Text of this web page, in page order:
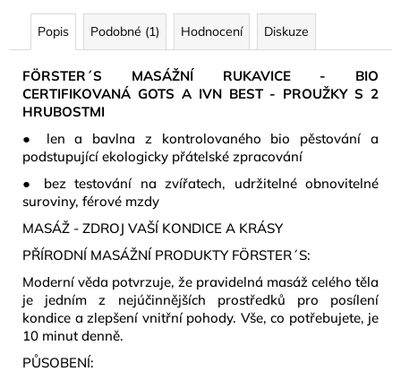
Popis Podobné (1) Hodnocení Diskuze
FÖRSTER´S MASÁŽNÍ RUKAVICE - BIO
CERTIFIKOVANÁ GOTS A IVN BEST - PROUŽKY S 2
HRUBOSTMI
● len a bavlna z kontrolovaného bio pěstování a
podstupující ekologicky přátelské zpracování
● bez testování na zvířatech, udržitelné obnovitelné
suroviny, férové mzdy
MASÁŽ - ZDROJ VAŠÍ KONDICE A KRÁSY
PŘÍRODNÍ MASÁŽNÍ PRODUKTY FÖRSTER´S:
Moderní věda potvrzuje, že pravidelná masáž celého těla
je jedním z nejúčinnějších prostředků pro posílení
kondice a zlepšení vnitřní pohody. Vše, co potřebujete, je
10 minut denně.
PŮSOBENÍ:
e
m
e
MÝDLOVÁ
KYTICE
25
Kč